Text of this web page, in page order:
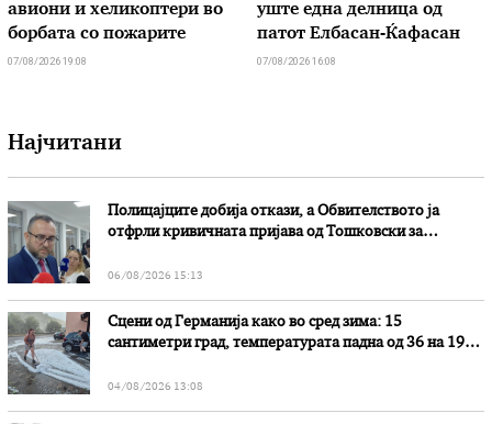
авиони и хеликоптери во
борбата со пожарите
07/08/2026 19:08
уште една делница од
патот Елбасан-Ќафасан
07/08/2026 16:08
Најчитани
Полицајците добија откази, а Обвителството ја
отфрли кривичната пријава од Тошковски за
06/08/2026 15:13
Сцени од Германија како во сред зима: 15
сантиметри град, температурата падна од 36 на 19
04/08/2026 13:08